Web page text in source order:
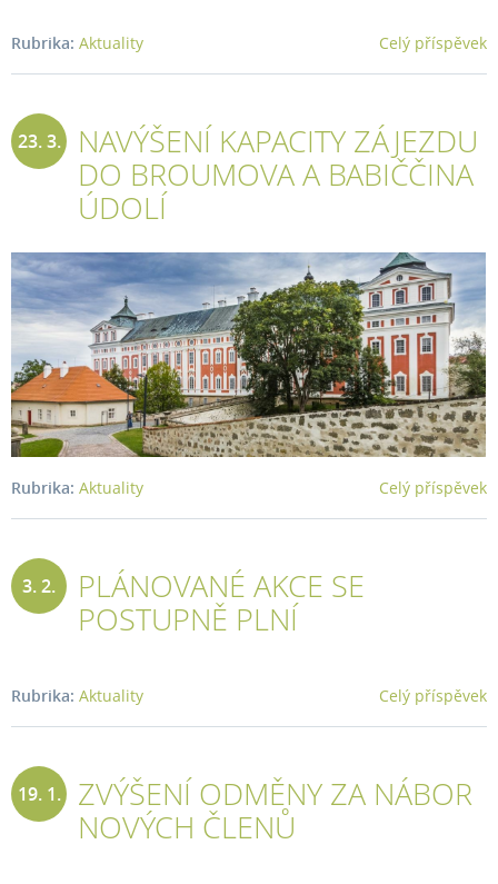
Celý příspěvek
Rubrika: Aktuality
23. 3.
NAVÝŠENÍ KAPACITY ZÁJEZDU
DO BROUMOVA A BABIČČINA
ÚDOLÍ
Celý příspěvek
Rubrika: Aktuality
3. 2.
PLÁNOVANÉ AKCE SE
POSTUPNĚ PLNÍ
Celý příspěvek
Rubrika: Aktuality
19. 1.
ZVÝŠENÍ ODMĚNY ZA NÁBOR
NOVÝCH ČLENŮ